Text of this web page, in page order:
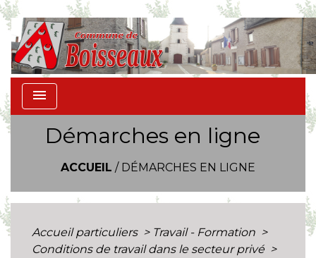
menu
Démarches en ligne
ACCUEIL / DÉMARCHES EN LIGNE
Accueil particuliers > Travail - Formation >
Conditions de travail dans le secteur privé >